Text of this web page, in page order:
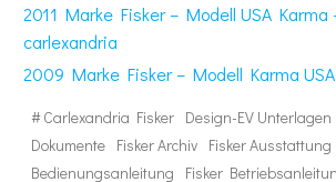
2011 Marke Fisker – Modell USA Karma
carlexandria
2009 Marke Fisker – Modell Karma
#Carlexandria Fisker Design-EV Unterlagen
Dokumente Fisker Archiv Fisker
Bedienungsanleitung
Fisker